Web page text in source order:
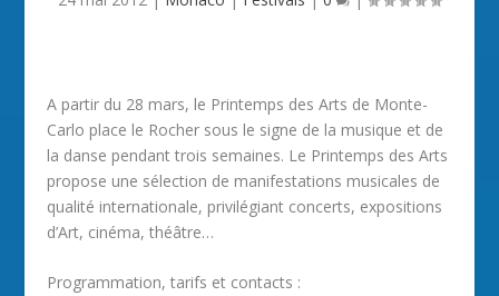
A partir du 28 mars, le Printemps des Arts de Monte-
Carlo place le Rocher sous le signe de la musique et de
la danse pendant trois semaines. Le Printemps des Arts
propose une sélection de manifestations musicales de
qualité internationale, privilégiant concerts, expositions
d’Art, cinéma, théâtre…
Programmation, tarifs et contacts :